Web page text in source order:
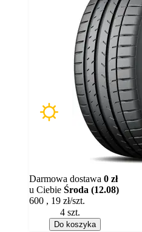
Dostępność:
Darmowa dostawa 0 zł
u Ciebie Środa (12.08)
600 , 19 zł/szt.
Do koszyka